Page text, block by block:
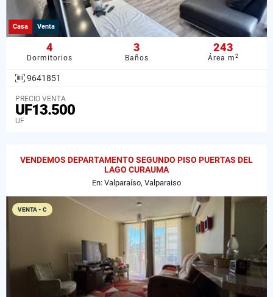
Casa Venta
4
Dormitorios
3
Baños
243
Área m2
9641851
PRECIO VENTA
UF13.500
UF
VENDEMOS DEPARTAMENTO SEGUNDO PISO PUERTAS DEL
LAGO CURAUMA
En: Valparaíso, Valparaiso
VENTA - C